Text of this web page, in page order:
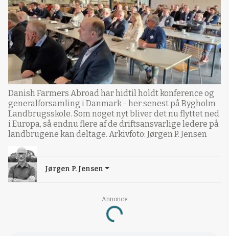
Annonce
Loading...
Danish Farmers Abroad har hidtil holdt konference og
generalforsamling i Danmark - her senest på Bygholm
Landbrugsskole. Som noget nyt bliver det nu flyttet ned
i Europa, så endnu flere af de driftsansvarlige ledere på
landbrugene kan deltage. Arkivfoto: Jørgen P. Jensen
Jørgen P. Jensen